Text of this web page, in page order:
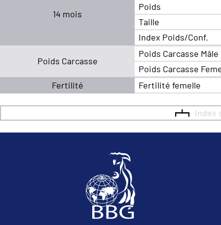
14 mois
Poids
Taille
Index Poids/Conf.
Poids Carcasse
Poids Carcasse Mâle
Poids Carcasse
Fertilité
Fertilité femelle
Index